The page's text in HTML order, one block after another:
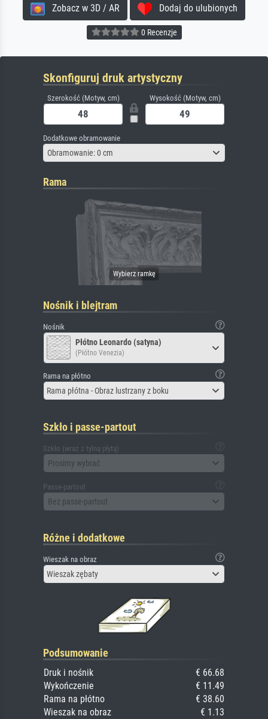
Zobacz w 3D / AR Dodaj do ulubionych
0 Recenzje
Skonfiguruj druk artystyczny
Szerokość (Motyw, cm) Wysokość (Motyw, cm)
Dodatkowe obramowanie
Obramowanie: 0 cm
Rama
Nośnik i blejtram
Nośnik
Płótno Leonardo (satyna)
(Płótno Venezia)
Rama na płótno
Rama płótna - Obraz lustrzany z boku
Szkło i passe-partout
Szkło (wraz z tylną płytą)
Prosimy wybrać
Passe-partout
Bez passe-partout
Różne i dodatkowe
Wieszak na obraz
Wieszak zębaty
Podsumowanie
Druk i nośnik
€ 66.68
Wykończenie
€ 11.49
Rama na płótno
€ 38.60
Wieszak na obraz
€ 1.13